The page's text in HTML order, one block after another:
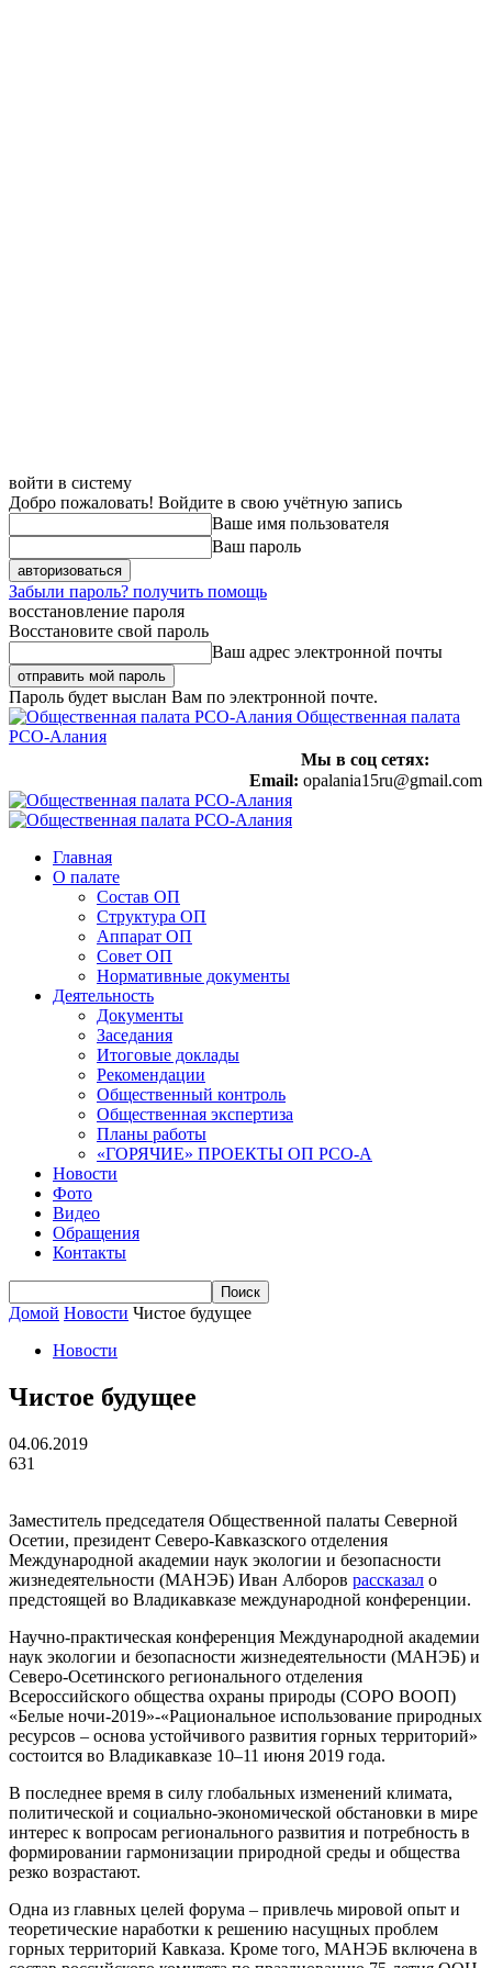
войти в систему
Добро пожаловать! Войдите в свою учётную запись
Ваше имя пользователя
Ваш пароль
Забыли пароль? получить помощь
восстановление пароля
Восстановите свой пароль
Ваш адрес электронной почты
Пароль будет выслан Вам по электронной почте.
Общественная палата
РСО-Алания
Мы в соц сетях:
Email: opalania15ru@gmail.com
Главная
О палате
Состав ОП
Структура ОП
Аппарат ОП
Совет ОП
Нормативные документы
Деятельность
Документы
Заседания
Итоговые доклады
Рекомендации
Общественный контроль
Общественная экспертиза
Планы работы
«ГОРЯЧИЕ» ПРОЕКТЫ ОП РСО-А
Новости
Фото
Видео
Обращения
Контакты
Домой Новости Чистое будущее
Новости
Чистое будущее
04.06.2019
631
Заместитель председателя Общественной палаты Северной
Осетии, президент Северо-Кавказского отделения
Международной академии наук экологии и безопасности
жизнедеятельности (МАНЭБ) Иван Алборов рассказал о
предстоящей во Владикавказе международной конференции.
Научно-практическая конференция Международной академии
наук экологии и безопасности жизнедеятельности (МАНЭБ) и
Северо-Осетинского регионального отделения
Всероссийского общества охраны природы (СОРО ВООП)
«Белые ночи-2019»-«Рациональное использование природных
ресурсов – основа устойчивого развития горных территорий»
состоится во Владикавказе 10–11 июня 2019 года.
В последнее время в силу глобальных изменений климата,
политической и социально-экономической обстановки в мире
интерес к вопросам регионального развития и потребность в
формировании гармонизации природной среды и общества
резко возрастают.
Одна из главных целей форума – привлечь мировой опыт и
теоретические наработки к решению насущных проблем
горных территорий Кавказа. Кроме того, МАНЭБ включена в